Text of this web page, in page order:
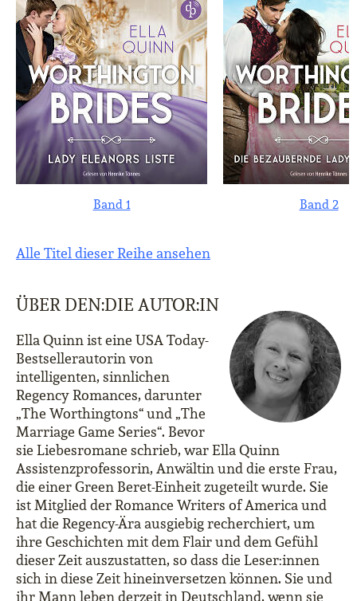
Band 1 Band 2
Alle Titel dieser Reihe ansehen
ÜBER DEN:DIE AUTOR:IN
Ella Quinn ist eine USA Today-
Bestsellerautorin von
intelligenten, sinnlichen
Regency Romances, darunter
„The Worthingtons“ und „The
Marriage Game Series“. Bevor
sie Liebesromane schrieb, war Ella Quinn
Assistenzprofessorin, Anwältin und die erste Frau,
die einer Green Beret-Einheit zugeteilt wurde. Sie
ist Mitglied der Romance Writers of America und
hat die Regency-Ära ausgiebig recherchiert, um
ihre Geschichten mit dem Flair und dem Gefühl
dieser Zeit auszustatten, so dass die Leser:innen
sich in diese Zeit hineinversetzen können. Sie und
ihr Mann leben derzeit in Deutschland, wenn sie